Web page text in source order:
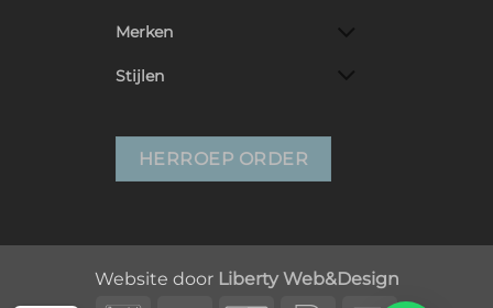
Merken
Stijlen
HERROEP ORDER
Website door Liberty Web&Design